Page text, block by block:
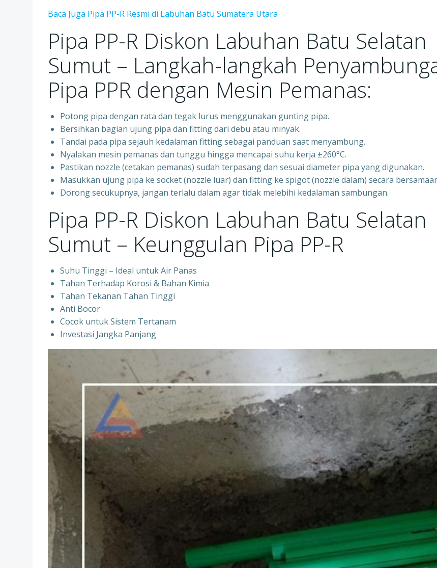
Baca Juga Pipa PP-R Resmi di Labuhan Batu Sumatera Utara
Pipa PP-R Diskon Labuhan Batu Selatan
Sumut – Langkah-langkah
Pipa PPR dengan Mesin Pemanas:
Potong pipa dengan rata dan tegak lurus menggunakan gunting pipa.
Bersihkan bagian ujung pipa dan fitting dari debu atau minyak.
Tandai pada pipa sejauh kedalaman fitting sebagai panduan saat menyambung.
Nyalakan mesin pemanas dan tunggu hingga mencapai suhu kerja ±260°C.
Pastikan nozzle (cetakan pemanas) sudah terpasang dan sesuai diameter pipa yang digunakan.
Masukkan ujung pipa ke socket (nozzle luar) dan fitting ke spigot (nozzle dalam) secara
Dorong secukupnya, jangan terlalu dalam agar tidak melebihi kedalaman sambungan.
Pipa PP-R Diskon Labuhan Batu Selatan
Sumut – Keunggulan Pipa PP-R
Suhu Tinggi – Ideal untuk Air Panas
Tahan Terhadap Korosi & Bahan Kimia
Tahan Tekanan Tahan Tinggi
Anti Bocor
Cocok untuk Sistem Tertanam
Investasi Jangka Panjang